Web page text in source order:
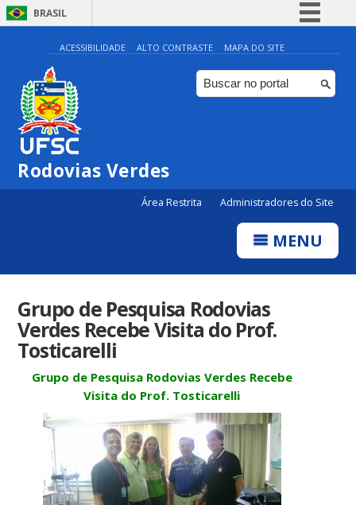
BRASIL
Simplifique!
Comunica BR
Participe
ACESSIBILIDADE ALTO CONTRASTE MAPA DO SITE
Rodovias Verdes
Área Restrita Administradores do Site
MENU
Grupo de Pesquisa Rodovias
Verdes Recebe Visita do Prof.
Tosticarelli
Grupo de Pesquisa Rodovias Verdes Recebe
Visita do Prof. Tosticarelli